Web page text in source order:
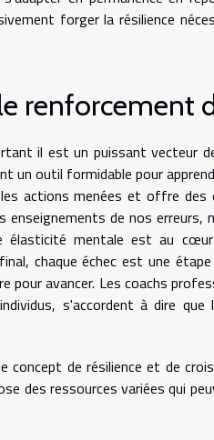
forger la résilience
renforcement
il est un puissant vecteur
un outil formidable pour
actions menées et offre des
de nos
mentale est au cœur
chaque échec est une
pour avancer. Les coachs
s'accordent à dire que
concept de résilience et de
des ressources variées qui